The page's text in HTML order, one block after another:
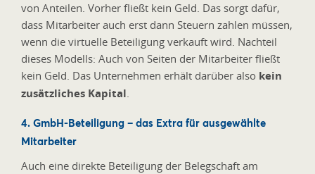
von Anteilen. Vorher fließt kein Geld. Das sorgt dafür,
dass Mitarbeiter auch erst dann Steuern zahlen müssen,
wenn die virtuelle Beteiligung verkauft wird. Nachteil
dieses Modells: Auch von Seiten der Mitarbeiter fließt
kein Geld. Das Unternehmen erhält darüber also kein
zusätzliches Kapital
4. GmbH-Beteiligung – das Extra für ausgewählte
Mitarbeiter
Auch eine direkte Beteiligung der Belegschaft am